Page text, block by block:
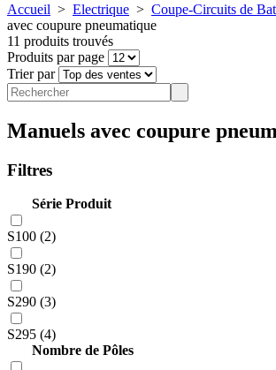
Accueil > Electrique > Coupe-Circuits de
avec coupure pneumatique
11 produits trouvés
Produits par page
Trier par
Manuels avec coupure
Filtres
Série Produit
S100 (2)
S190 (2)
S290 (3)
S295 (4)
Nombre de Pôles